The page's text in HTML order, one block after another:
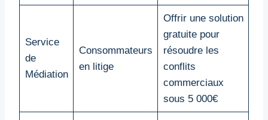
Service
de
Médiation
Consommateurs
en litige
Offrir une solution
gratuite pour
résoudre les
conflits
commerciaux
sous 5 000€